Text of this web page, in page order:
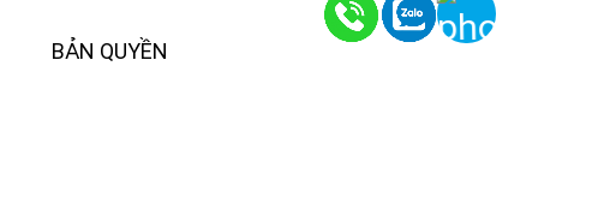
BẢN QUYỀN